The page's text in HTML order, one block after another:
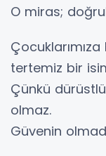
O miras;
tertemiz bir
Çünkü
olmaz.
Güvenin